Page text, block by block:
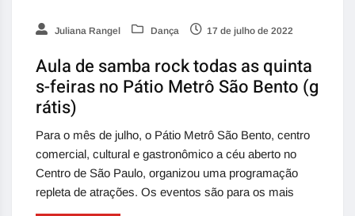
Juliana Rangel Dança 17 de julho de 2022
Aula de samba rock todas as quinta
s-feiras no Pátio Metrô São Bento (g
rátis)
Para o mês de julho, o Pátio Metrô São Bento, centro
comercial, cultural e gastronômico a céu aberto no
Centro de São Paulo, organizou uma programação
repleta de atrações. Os eventos são para os mais